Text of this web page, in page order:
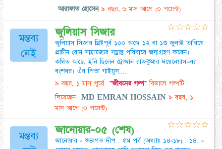
আরাফাত হোসেন ৯ বছর, ৬ মাস আগে (০ পয়েন্ট)
মন্তব্য
নেই
জুলিয়াস সিজার
জুলিয়াস সিজার খ্রিষ্টপূর্ব ১০০ অব্দে ১২ বা ১৩ জুলাই তারিখে
প্রাচীন রোম সাম্রাজ্যের সম্ভ্রান্ত পরিবারে জন্মগ্রহণ করেন।
কথিত আছে, ইনি ছিলেন ট্রোজান রাজকুমার ঈয়েনেয়াস-এর
বংশধর। এঁর পিতা গাইয়ুস....
৯ বছর, ১ মাস পূর্বে "জীবনের গল্প"বিভাগে গল্পটি
দিয়েছেন
MD EMRAN HOSSAIN ৯ বছর, ১
মাস আগে (০ পয়েন্ট)
☆☆☆☆☆
মন্তব্য
জানোয়ার-০৫ (শেষ)
জানোয়ার - শুভাগত দীপ . ৫ম পর্ব (অধ্যায় ১৪-১৮) . ১৪. -
☆☆☆☆☆